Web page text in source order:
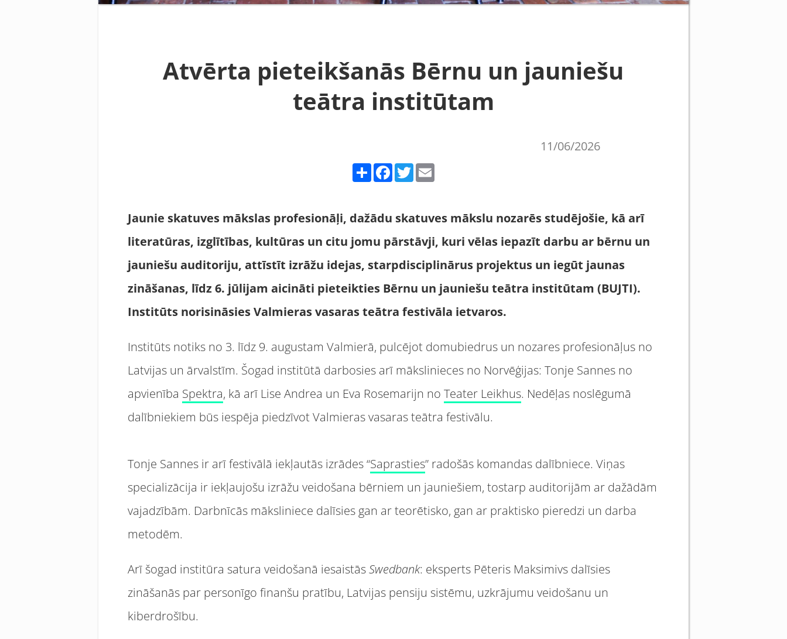
Atvērta pieteikšanās Bērnu un jauniešu
teātra institūtam
11/06/2026
Share FacebookTwitter
Jaunie skatuves mākslas profesionāļi, dažādu skatuves mākslu nozarēs studējošie, kā arī
literatūras, izglītības, kultūras un citu jomu pārstāvji, kuri vēlas iepazīt darbu ar bērnu un
jauniešu auditoriju, attīstīt izrāžu idejas, starpdisciplinārus projektus un iegūt jaunas
zināšanas, līdz 6. jūlijam aicināti pieteikties Bērnu un jauniešu teātra institūtam (BUJTI).
Institūts norisināsies Valmieras vasaras teātra festivāla ietvaros.
Institūts notiks no 3. līdz 9. augustam Valmierā, pulcējot domubiedrus un nozares profesionāļus no
Latvijas un ārvalstīm. Šogad institūtā darbosies arī mākslinieces no Norvēģijas: Tonje Sannes no
apvienība Spektra, kā arī Lise Andrea un Eva Rosemarijn no Teater Leikhus. Nedēļas noslēgumā
dalībniekiem būs iespēja piedzīvot Valmieras vasaras teātra festivālu.
Tonje Sannes ir arī festivālā iekļautās izrādes “Saprasties” radošās komandas dalībniece. Viņas
specializācija ir iekļaujošu izrāžu veidošana bērniem un jauniešiem, tostarp auditorijām ar dažādām
vajadzībām. Darbnīcās māksliniece dalīsies gan ar teorētisko, gan ar praktisko pieredzi un darba
metodēm.
Arī šogad institūra satura veidošanā iesaistāsSwedbank: eksperts Pēteris Maksimivs dalīsies
zināšanās par personīgo finanšu pratību, Latvijas pensiju sistēmu, uzkrājumu veidošanu un
kiberdrošību.